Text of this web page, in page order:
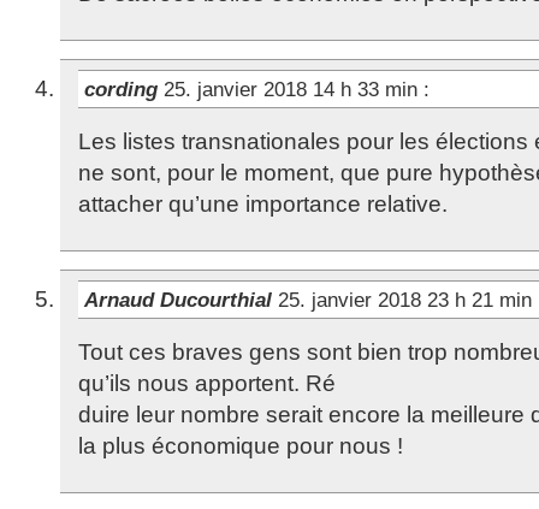
cording 25. janvier 2018 14 h 33 min :
Les listes transnationales pour les
ne sont, pour le moment, que pure
attacher qu’une importance relative.
Arnaud Ducourthial 25. janvier 2018 23 h 21 min
Tout ces braves gens sont bien trop
qu’ils nous apportent. Ré
duire leur nombre serait encore la meilleure
la plus économique pour nous !